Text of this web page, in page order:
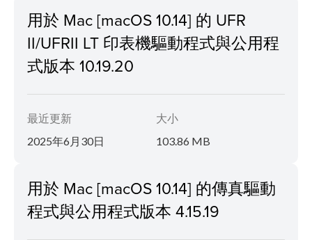
用於 Mac [macOS 10.14] 的 UFR
II/UFRII LT 印表機驅動程式與公用程
式版本 10.19.20
最近更新
2025年6月30日
大小
103.86 MB
用於 Mac [macOS 10.14] 的傳真驅動
程式與公用程式版本 4.15.19